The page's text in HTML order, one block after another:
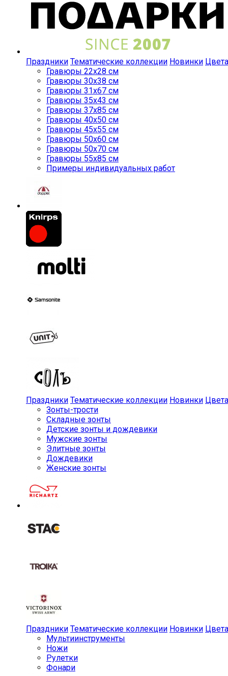
Праздники Тематические коллекции Новинки Цвета
Гравюры 22x28 см
Гравюры 30x38 см
Гравюры 31x67 см
Гравюры 35x43 см
Гравюры 37x85 см
Гравюры 40x50 см
Гравюры 45x55 см
Гравюры 50x60 см
Гравюры 50x70 см
Гравюры 55x85 см
Примеры индивидуальных работ
Праздники Тематические коллекции Новинки Цвета
Зонты-трости
Складные зонты
Детские зонты и дождевики
Мужские зонты
Элитные зонты
Дождевики
Женские зонты
Праздники Тематические коллекции Новинки Цвета
Мульти­инструменты
Ножи
Рулетки
Фонари